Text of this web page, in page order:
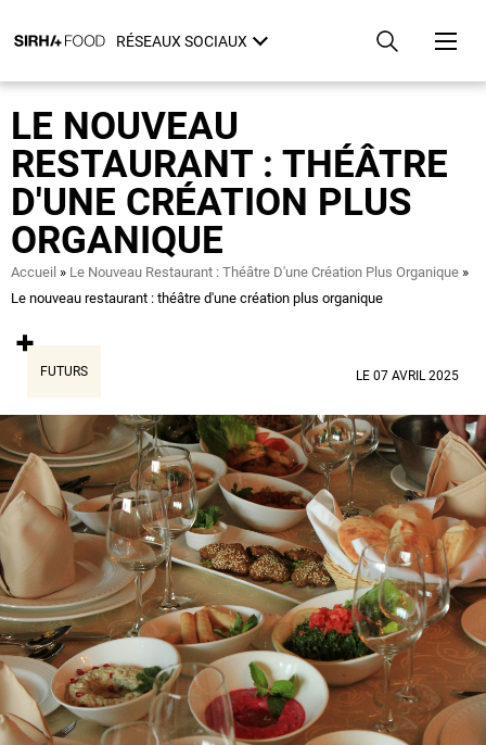
au
principal
RÉSEAUX SOCIAUX
LE NOUVEAU
RESTAURANT : THÉÂTRE
D'UNE CRÉATION PLUS
ORGANIQUE
Fil
d'Ariane
Accueil
Le Nouveau Restaurant : Théâtre D'une Création Plus Organique
Le nouveau restaurant : théâtre d'une création plus organique
FUTURS LE 07 AVRIL 2025